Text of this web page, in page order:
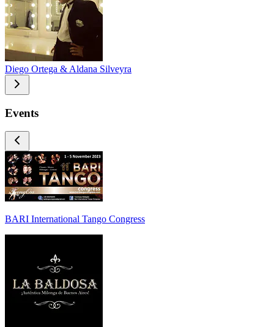
Diego Ortega & Aldana Silveyra
Events
BARI International Tango Congress